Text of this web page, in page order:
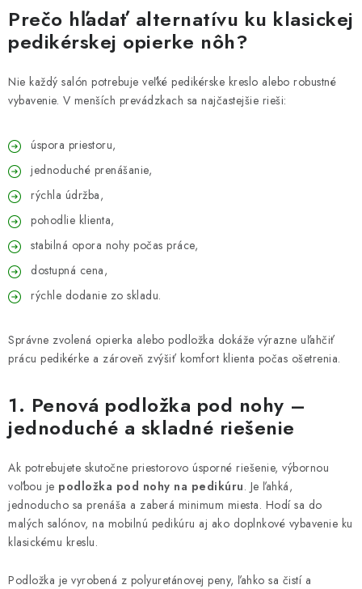
Prečo hľadať alternatívu ku klasickej
pedikérskej opierke nôh?
Nie každý salón potrebuje veľké pedikérske kreslo alebo robustné
vybavenie. V menších prevádzkach sa najčastejšie rieši:
úspora priestoru,
jednoduché prenášanie,
rýchla údržba,
pohodlie klienta,
stabilná opora nohy počas práce,
dostupná cena,
rýchle dodanie zo skladu.
Správne zvolená opierka alebo podložka dokáže výrazne uľahčiť
prácu pedikérke a zároveň zvýšiť komfort klienta počas ošetrenia.
1. Penová podložka pod nohy –
jednoduché a skladné riešenie
Ak potrebujete skutočne priestorovo úsporné riešenie, výbornou
voľbou je podložka pod nohy na pedikúru. Je ľahká,
jednoducho sa prenáša a zaberá minimum miesta. Hodí sa do
malých salónov, na mobilnú pedikúru aj ako doplnkové vybavenie ku
klasickému kreslu.
Podložka je vyrobená z polyuretánovej peny, ľahko sa čistí a